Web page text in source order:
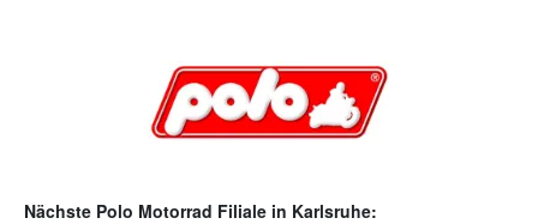
Nächste Polo Motorrad Filiale in Karlsruhe: